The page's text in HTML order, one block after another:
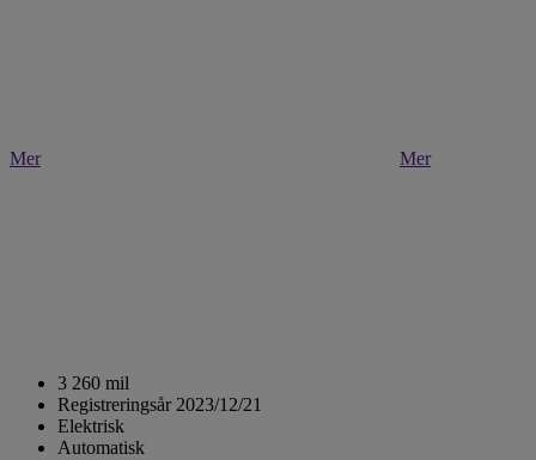
Mer Mer
3 260 mil
Registreringsår 2023/12/21
Elektrisk
Automatisk